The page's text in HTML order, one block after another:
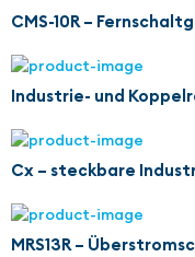
CMS-10R –
Industrie- und
Cx – steckbare
MRS13R –